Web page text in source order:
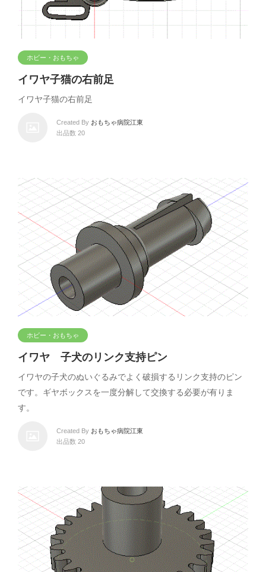
ホビー・おもちゃ
イワヤ子猫の右前足
イワヤ子猫の右前足
Created By おもちゃ病院江東
出品数 20
ホビー・おもちゃ
イワヤ 子犬のリンク支持ピン
イワヤの子犬のぬいぐるみでよく破損するリンク支持のピン
です。ギヤボックスを一度分解して交換する必要が有りま
す。
Created By おもちゃ病院江東
出品数 20